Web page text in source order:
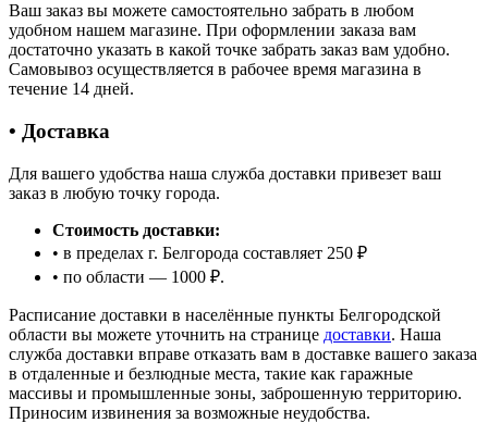
Ваш заказ вы можете самостоятельно забрать в любом
удобном нашем магазине. При оформлении заказа вам
достаточно указать в какой точке забрать заказ вам удобно.
Самовывоз осуществляется в рабочее время магазина в
течение 14 дней.
• Доставка
Для вашего удобства наша служба доставки привезет ваш
заказ в любую точку города.
Стоимость доставки:
• в пределах г. Белгорода составляет 250 ₽
• по области — 1000 ₽.
Расписание доставки в населённые пункты Белгородской
области вы можете уточнить на странице доставки. Наша
служба доставки вправе отказать вам в доставке вашего заказа
в отдаленные и безлюдные места, такие как гаражные
массивы и промышленные зоны, заброшенную территорию.
Приносим извинения за возможные неудобства.